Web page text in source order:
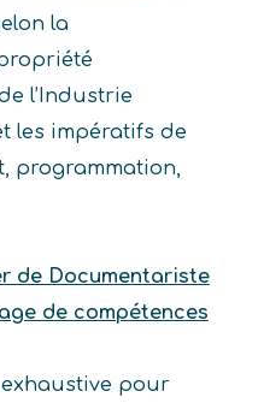
la
l’Industrie
les impératifs de
programmation,
de Documentariste
de compétences
pour